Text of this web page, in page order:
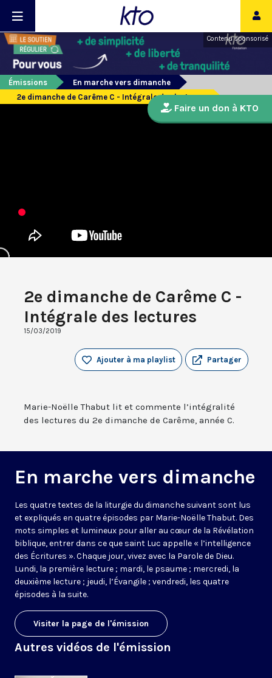
Contenu sponsorisé
Émissions
En marche vers dimanche
2e dimanche de Carême C - Intégrale des lectures
2e dimanche de Carême C -
Intégrale des lectures
15/03/2019
Partager
Ajouter à ma playlist
Marie-Noëlle Thabut lit et commente l’intégralité
des lectures du 2e dimanche de Carême, année C.
En marche vers dimanche
Les quatre textes de la liturgie du dimanche suivant sont lus
et expliqués en quatre épisodes par Marie-Noëlle Thabut. Des
mots simples et lumineux pour aller au cœur de la Révélation
biblique, entrer dans ce que saint Luc appelle « l’intelligence
des Écritures ». Chaque jour, vivez avec la Parole de Dieu.
Lundi, la première lecture ; mardi, le psaume ; mercredi, la
deuxième lecture ; jeudi, l’Évangile ; vendredi, les quatre
épisodes à la suite.
Visiter la page de l'émission
Autres vidéos de l'émission
Faire un don à KTO